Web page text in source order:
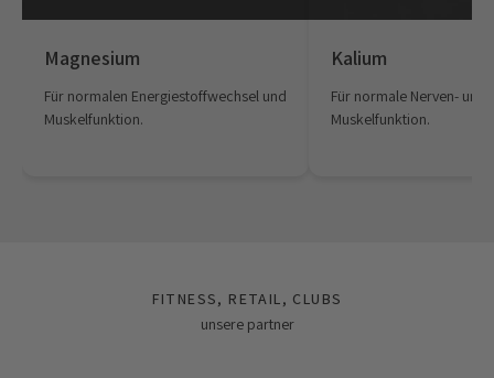
Magnesium
Für normalen Energiestoffwechsel und
Muskelfunktion.
Kalium
Für normale Nerven- und
Muskelfunktion.
FITNESS, RETAIL, CLUBS
unsere partner